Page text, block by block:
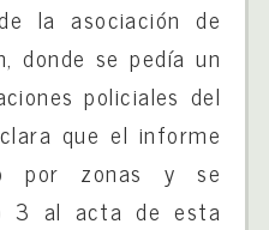
la asociación de
donde se pedía un
policiales del
que el informe
por zonas y se
3 al acta de esta